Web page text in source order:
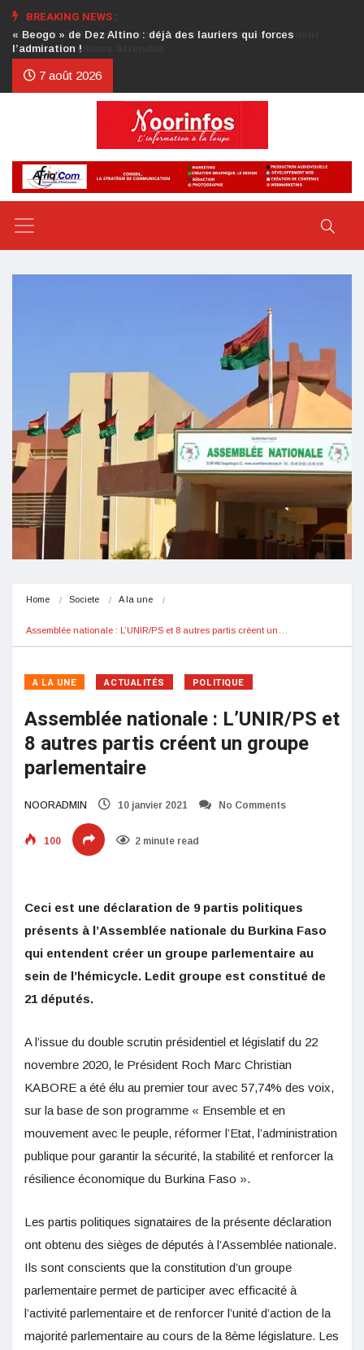
BREAKING NEWS :
Crise au CDP : l’authentification de la lettre du président
d’honneur toujours attendue
7 août 2026
Home Societe A la une
Assemblée nationale : L’UNIR/PS et 8 autres partis créent un…
A LA UNE ACTUALITÉS POLITIQUE
Assemblée nationale : L’UNIR/PS et
8 autres partis créent un groupe
parlementaire
NOORADMIN 10 janvier 2021 No Comments
100 2 minute read
Ceci est une déclaration de 9 partis politiques
présents à l’Assemblée nationale du Burkina Faso
qui entendent créer un groupe parlementaire au
sein de l’hémicycle. Ledit groupe est constitué de
21 députés.
A l’issue du double scrutin présidentiel et législatif du 22
novembre 2020, le Président Roch Marc Christian
KABORE a été élu au premier tour avec 57,74% des voix,
sur la base de son programme « Ensemble et en
mouvement avec le peuple, réformer l’Etat, l’administration
publique pour garantir la sécurité, la stabilité et renforcer la
résilience économique du Burkina Faso ».
Les partis politiques signataires de la présente déclaration
ont obtenu des sièges de députés à l’Assemblée nationale.
Ils sont conscients que la constitution d’un groupe
parlementaire permet de participer avec efficacité à
l’activité parlementaire et de renforcer l’unité d’action de la
majorité parlementaire au cours de la 8ème législature. Les